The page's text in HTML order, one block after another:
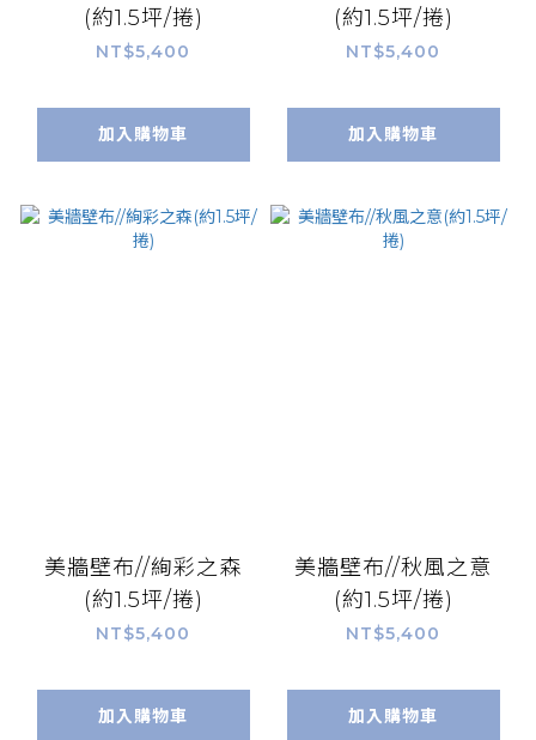
(約1.5坪/捲)
NT$5,400
加入購物車
(約1.5坪/捲)
NT$5,400
加入購物車
美牆壁布//絢彩之森
(約1.5坪/捲)
NT$5,400
加入購物車
美牆壁布//秋風之意
(約1.5坪/捲)
NT$5,400
加入購物車